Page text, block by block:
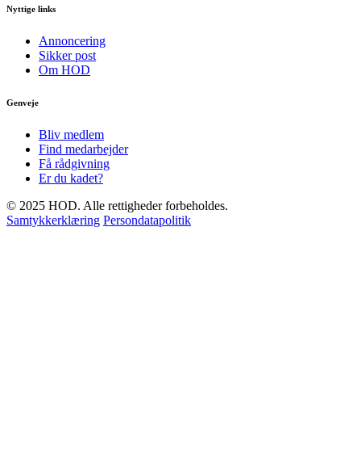
Nyttige links
Annoncering
Sikker post
Om HOD
Genveje
Bliv medlem
Find medarbejder
Få rådgivning
Er du kadet?
© 2025 HOD. Alle rettigheder forbeholdes.
Samtykkerklæring Persondatapolitik